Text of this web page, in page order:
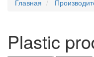
Главная
Plastic